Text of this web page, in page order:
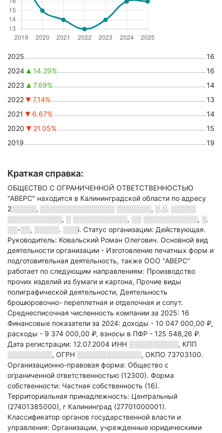
2025
16
2024
14.29%
16
2023
7.69%
14
2022
7.14%
13
2021
6.67%
14
2020
21.05%
15
2019
19
Краткая справка:
ОБЩЕСТВО С ОГРАНИЧЕННОЙ ОТВЕТСТВЕННОСТЬЮ
"АВЕРС" находится в Калининградской области по адресу
2░░░░░, ░░░░░░░░░░░░░░░ ░░░░░░░, ░.░. ░░░░░
░░░░░░░░░░░, ░ ░░░░░░░░░░░, ░░ ░░░░░░░░░░░, ░.
░░-░░, ░░░░░. ░░░i. Статус организации: Действующая.
Руководитель: Ковальский Роман Олегович. Основной вид
деятельности организации - Изготовление печатных форм и
подготовительная деятельность, также ООО "АВЕРС"
работает по следующим направлениям: Производство
прочих изделий из бумаги и картона, Прочие виды
полиграфической деятельности, Деятельность
брошюровочно- переплетная и отделочная и сопут.
Среднесписочная численность компании за 2025: 16
Финансовые показатели за 2024: доходы - 10 047 000,00 ₽,
расходы - 9 374 000,00 ₽, взносы в ПФР - 125 548,26 ₽.
Дата регистрации: 12.07.2004 ИНН ░░░░░░░░░░, КПП
░░░░░░░░░, ОГРН ░░░░░░░░░░░░░, ОКПО 73703100.
Организационно-правовая форма: Общество с
ограниченной ответственностью (12300). Форма
собственности: Частная собственность (16).
Территориальная принадлежность: Центральный
(27401385000), г Калининград (27701000001).
Классификатор органов государственной власти и
управления: Организации, учрежденные юридическими